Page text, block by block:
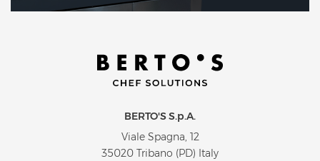
BERTO'S S.p.A.
Viale Spagna, 12
35020 Tribano (PD) Italy